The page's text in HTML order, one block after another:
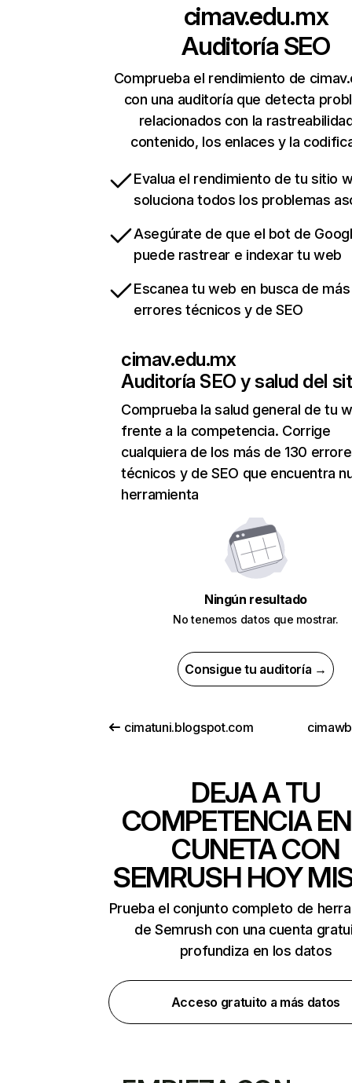
cimav.edu.mx
Auditoría SEO
Comprueba el rendimiento de
con una auditoría que detecta
relacionados con la
contenido, los enlaces y la
Evalua el rendimiento de tu sitio
soluciona todos los problemas
Asegúrate de que el bot de
puede rastrear e indexar tu web
Escanea tu web en busca de
errores técnicos y de SEO
cimav.edu.mx
Auditoría SEO y salud del
Comprueba la salud general de tu
frente a la competencia. Corrige
cualquiera de los más de 130
técnicos y de SEO que encuentra
herramienta
Ningún resultado
No tenemos datos que mostrar.
Consigue tu auditoría →
cimatuni.blogspot.com
DEJA A TU
COMPETENCIA
CUNETA CON
SEMRUSH HOY
Prueba el conjunto completo de
de Semrush con una cuenta
profundiza en los datos
Acceso gratuito a más datos